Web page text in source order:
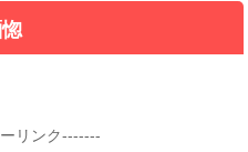
リンク-------